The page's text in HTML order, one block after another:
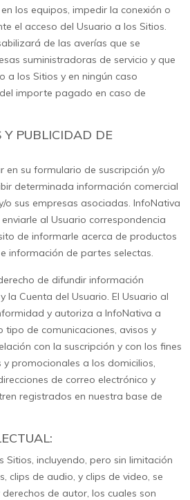
los equipos, impedir la conexión o
el acceso del Usuario a los Sitios.
de las averías que se
suministradoras de servicio y que
a los Sitios y en ningún caso
importe pagado en caso de
Y PUBLICIDAD DE
en su formulario de suscripción y/o
determinada información comercial
sus empresas asociadas. InfoNativa
al Usuario correspondencia
de informarle acerca de productos
información de partes selectas.
de difundir información
la Cuenta del Usuario. El Usuario al
y autoriza a InfoNativa a
tipo de comunicaciones, avisos y
con la suscripción y con los fines
y promocionales a los domicilios,
de correo electrónico y
registrados en nuestra base de
Sitios, incluyendo, pero sin limitación
clips de audio, y clips de video, se
de autor, los cuales son